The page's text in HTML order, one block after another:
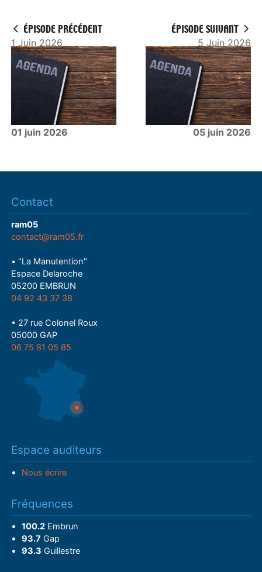
y
ÉPISODE PRÉCÉDENT
1 Juin 2026
01 juin 2026
ÉPISODE SUIVANT
5 Juin 2026
05 juin 2026
Contact
ram05
contact@ram05.fr
• "La Manutention"
Espace Delaroche
05200 EMBRUN
04 92 43 37 38
• 27 rue Colonel Roux
05000 GAP
06 75 81 05 85
Espace auditeurs
Nous écrire
Fréquences
100.2Embrun
93.7 Gap
93.3 Guillestre